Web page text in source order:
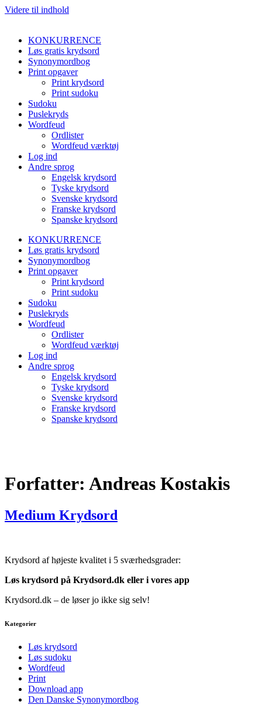
Videre til indhold
KONKURRENCE
Løs gratis krydsord
Synonymordbog
Print opgaver
Print krydsord
Print sudoku
Sudoku
Puslekryds
Wordfeud
Ordlister
Wordfeud værktøj
Log ind
Andre sprog
Engelsk krydsord
Tyske krydsord
Svenske krydsord
Franske krydsord
Spanske krydsord
KONKURRENCE
Løs gratis krydsord
Synonymordbog
Print opgaver
Print krydsord
Print sudoku
Sudoku
Puslekryds
Wordfeud
Ordlister
Wordfeud værktøj
Log ind
Andre sprog
Engelsk krydsord
Tyske krydsord
Svenske krydsord
Franske krydsord
Spanske krydsord
Forfatter: Andreas Kostakis
Medium Krydsord
Krydsord af højeste kvalitet i 5 sværhedsgrader:
Løs krydsord på Krydsord.dk eller i vores app
Krydsord.dk – de løser jo ikke sig selv!
Kategorier
Løs krydsord
Løs sudoku
Wordfeud
Print
Download app
Den Danske Synonymordbog